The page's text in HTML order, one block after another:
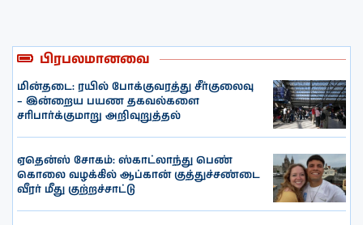
பிரபலமானவை
மின்தடை: ரயில் போக்குவரத்து சீர்குலைவு
– இன்றைய பயண தகவல்களை
சரிபார்க்குமாறு அறிவுறுத்தல்
ஏதென்ஸ் சோகம்: ஸ்காட்லாந்து பெண்
கொலை வழக்கில் ஆப்கான் குத்துச்சண்டை
வீரர் மீது குற்றச்சாட்டு